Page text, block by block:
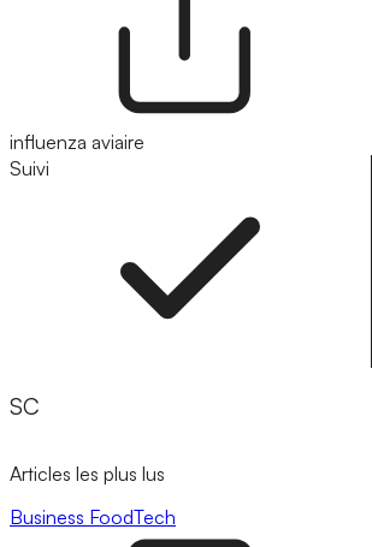
influenza aviaire
Suivi
SC
Articles les plus lus
Business FoodTech